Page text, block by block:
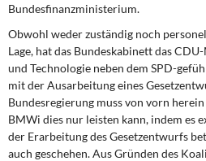
Rosa-Luxemburg-Stiftung
Über mich
Kontakt
Bundesfinanzministerium.
Obwohl weder zuständig noch
Lage, hat das Bundeskabinett das
und Technologie neben dem SPD-
mit der Ausarbeitung eines
Bundesregierung muss von vorn herein
BMWi dies nur leisten kann, indem es
der Erarbeitung des Gesetzentwurfs
auch geschehen. Aus Gründen des